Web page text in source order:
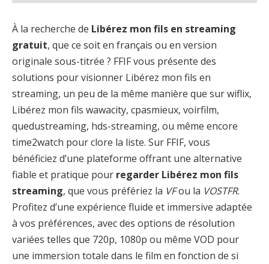
À la recherche de Libérez mon fils en streaming
gratuit, que ce soit en français ou en version
originale sous-titrée ? FFIF vous présente des
solutions pour visionner Libérez mon fils en
streaming, un peu de la même manière que sur wiflix,
Libérez mon fils wawacity, cpasmieux, voirfilm,
quedustreaming, hds-streaming, ou même encore
time2watch pour clore la liste. Sur FFIF, vous
bénéficiez d’une plateforme offrant une alternative
fiable et pratique pour regarder Libérez mon fils
streaming, que vous préfériez la VFou la VOSTFR.
Profitez d’une expérience fluide et immersive adaptée
à vos préférences, avec des options de résolution
variées telles que 720p, 1080p ou même VOD pour
une immersion totale dans le film en fonction de si